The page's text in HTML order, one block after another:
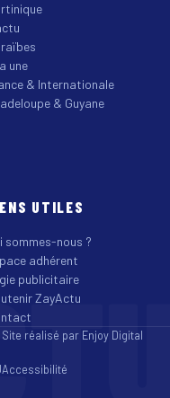
une
& Internationale
& Guyane
UTILES
sommes-nous ?
adhérent
publicitaire
ZayActu
réalisé par Enjoy Digital
Accessibilité